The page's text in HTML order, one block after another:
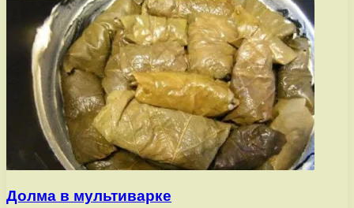
Долма в мультиварке